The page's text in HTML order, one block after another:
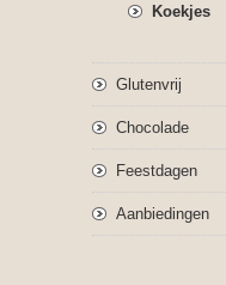
Koekjes
Glutenvrij
Chocolade
Feestdagen
Aanbiedingen